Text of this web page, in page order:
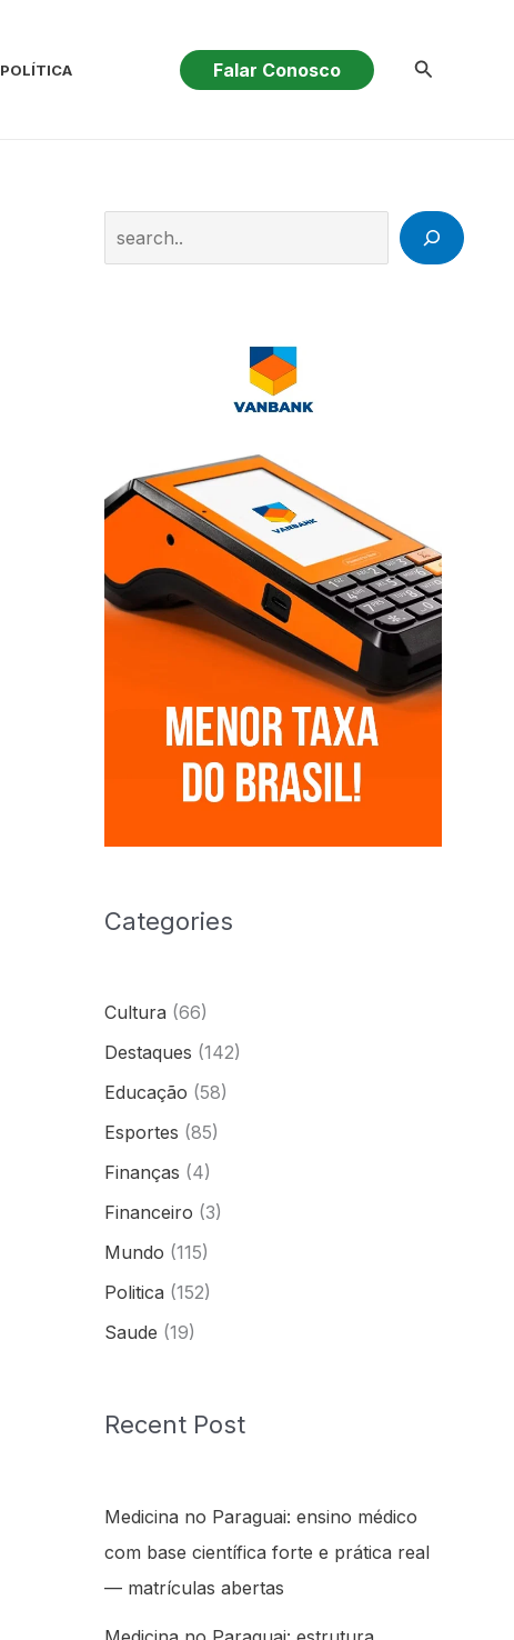
POLÍTICA Falar Conosco Pesquisar
Categories
Cultura (66)
Destaques (142)
Educação (58)
Esportes (85)
Finanças (4)
Financeiro (3)
Mundo (115)
Politica (152)
Saude (19)
Recent Post
Medicina no Paraguai: ensino médico
com base científica forte e prática real
— matrículas abertas